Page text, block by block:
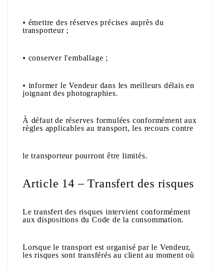
• émettre des réserves précises auprès du
transporteur ;
• conserver l'emballage ;
• informer le Vendeur dans les meilleurs délais en
joignant des photographies.
À défaut de réserves formulées conformément aux
règles applicables au transport, les recours contre
le transporteur pourront être limités.
Article 14 – Transfert des risques
Le transfert des risques intervient conformément
aux dispositions du Code de la consommation.
Lorsque le transport est organisé par le Vendeur,
les risques sont transférés au client au moment où